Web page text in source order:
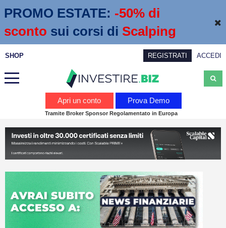
PROMO ESTATE: -50% di
sconto sui corsi di Scalping
SHOP REGISTRATI ACCEDI
Calendario economico
Webinar
Servizi
Trading
Education
Apri un conto Prova Demo
Tramite Broker Sponsor Regolamentato in Europa